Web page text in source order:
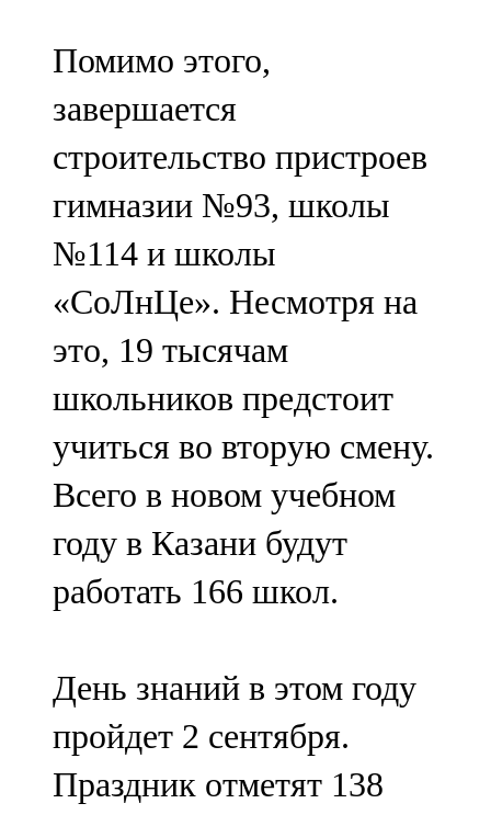
102,6 FM
Чирмешән
107,7 FM
Чистай
103,0 FM
Чүпрәле
91,0 FM
Шәмәрдән
102,3 FM
Яңа чишмә
107,0 FM
Яр Чаллы
Помимо этого,
завершается
строительство пристроев
гимназии №93, школы
№114 и школы
«СоЛнЦе». Несмотря на
это, 19 тысячам
школьников предстоит
учиться во вторую смену.
Всего в новом учебном
году в Казани будут
работать 166 школ.
День знаний в этом году
пройдет 2 сентября.
Праздник отметят 138